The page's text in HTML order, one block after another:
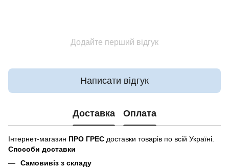
Додайте перший відгук
Написати відгук
Доставка Оплата
Інтернет-магазин ПРО ГРЕС доставки товарів по всій Україні.
Способи доставки
Самовивіз з складу